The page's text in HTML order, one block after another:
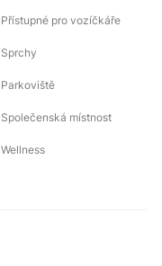
Přístupné pro vozíčkáře
Sprchy
Parkoviště
Společenská místnost
Wellness